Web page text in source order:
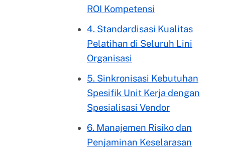
ROI Kompetensi
4. Standardisasi Kualitas
Pelatihan di Seluruh Lini
Organisasi
5. Sinkronisasi Kebutuhan
Spesifik Unit Kerja dengan
Spesialisasi Vendor
6. Manajemen Risiko dan
Penjaminan Keselarasan